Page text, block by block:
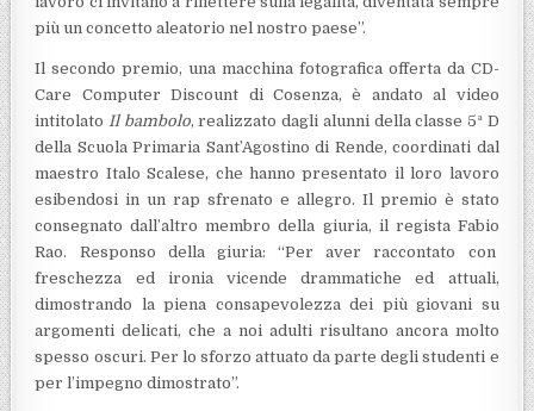
più un concetto aleatorio nel nostro paese”.
Il secondo premio, una macchina fotografica offerta da CD-
Care Computer Discount di Cosenza, è andato al video
intitolato Il bambolo, realizzato dagli alunni della classe 5ª D
della Scuola Primaria Sant’Agostino di Rende, coordinati dal
maestro Italo Scalese, che hanno presentato il loro lavoro
esibendosi in un rap sfrenato e allegro. Il premio è stato
consegnato dall’altro membro della giuria, il regista Fabio
Rao. Responso della giuria: “Per aver raccontato con
freschezza ed ironia vicende drammatiche ed attuali,
dimostrando la piena consapevolezza dei più giovani su
argomenti delicati, che a noi adulti risultano ancora molto
spesso oscuri. Per lo sforzo attuato da parte degli studenti e
per l’impegno dimostrato”.